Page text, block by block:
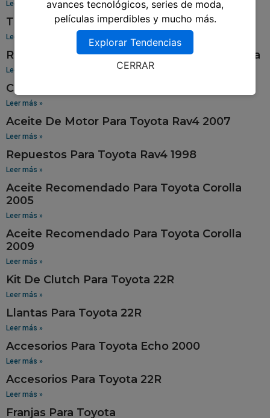
Leer más »
Tablero Para Toyota 94
Leer más »
Repuestos Para Toyota Sienna En Guatemala
Leer más »
Cola De Pato Para Toyota Tercel
Leer más »
Aceite De Motor Para Toyota Rav4 2007
Leer más »
Repuestos Para Toyota Rav4 1998
Leer más »
Aceite Recomendado Para Toyota Corolla
2005
Leer más »
Aceite Recomendado Para Toyota Corolla
2009
Leer más »
Kit De Clutch Para Toyota 22R
Leer más »
Llantas Para Toyota 22R
Leer más »
Accesorios Para Toyota Echo 2000
Leer más »
Accesorios Para Toyota 22R
Leer más »
Franjas Para Toyota
avances tecnológicos, series de moda,
películas imperdibles y mucho más.
Explorar Tendencias
CERRAR